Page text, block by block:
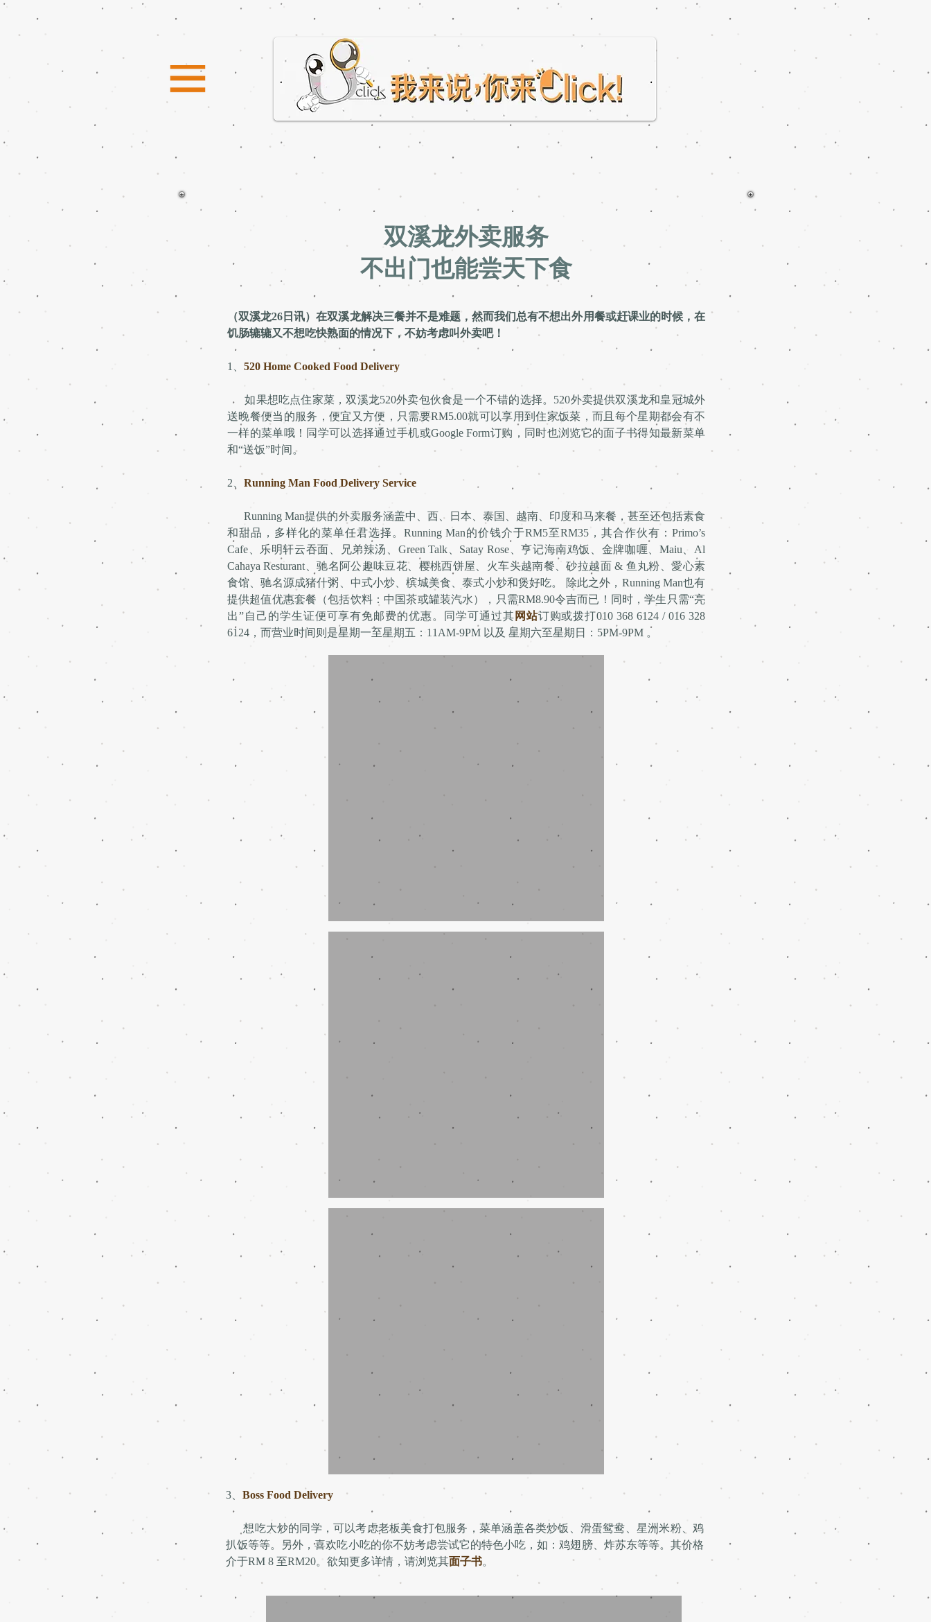
双溪龙外卖服务
不出门也能尝天下食
（双溪龙26日讯）在双溪龙解决三餐并不是难题，然而我们总有不想出外用餐或赶课业的时候，在
饥肠辘辘又不想吃快熟面的情况下，不妨考虑叫外卖吧！
1、 520 Home Cooked Food Delivery
如果想吃点住家菜，双溪龙520外卖包伙食是一个不错的选择。520外卖提供双溪龙和皇冠城外
送晚餐便当的服务，便宜又方便，只需要RM5.00就可以享用到住家饭菜，而且每个星期都会有不
一样的菜单哦！同学可以选择通过手机或Google Form订购，同时也浏览它的面子书得知最新菜单
和“送饭”时间。
2、 Running Man Food Delivery Service
Running Man提供的外卖服务涵盖中、西、日本、泰国、越南、印度和马来餐，甚至还包括素食
和甜品，多样化的菜单任君选择。Running Man的价钱介于RM5至RM35，其合作伙有：Primo’s
Cafe、乐明轩云吞面、兄弟辣汤、Green Talk、Satay Rose、亨记海南鸡饭、金牌咖喱、Maiu、Al
Cahaya Resturant、驰名阿公趣味豆花、樱桃西饼屋、火车头越南餐、砂拉越面 & 鱼丸粉、愛心素
食馆、驰名源成猪什粥、中式小炒、槟城美食、泰式小炒和煲好吃。 除此之外，Running Man也有
提供超值优惠套餐（包括饮料：中国茶或罐装汽水），只需RM8.90令吉而已！同时，学生只需“亮
出”自己的学生证便可享有免邮费的优惠。同学可通过其 网站订购或拨打010 368 6124 / 016 328
6124，而营业时间则是星期一至星期五：11AM-9PM 以及 星期六至星期日：5PM-9PM 。
3、 Boss Food Delivery
想吃大炒的同学，可以考虑老板美食打包服务，菜单涵盖各类炒饭、滑蛋鸳鸯、星洲米粉、鸡
扒饭等等。另外，喜欢吃小吃的你不妨考虑尝试它的特色小吃，如：鸡翅膀、炸苏东等等。其价格
介于RM 8 至RM20。欲知更多详情，请浏览其面子书。